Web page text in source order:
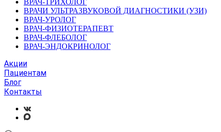
ВРАЧ-ТРИХОЛОГ
ВРАЧИ УЛЬТРАЗВУКОВОЙ ДИАГНОСТИКИ (УЗИ)
ВРАЧ-УРОЛОГ
ВРАЧ-ФИЗИОТЕРАПЕВТ
ВРАЧ-ФЛЕБОЛОГ
ВРАЧ-ЭНДОКРИНОЛОГ
Акции
Пациентам
Блог
Контакты